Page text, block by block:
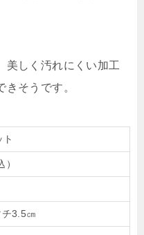
美しく汚れにくい加工
そうです。
3.5㎝